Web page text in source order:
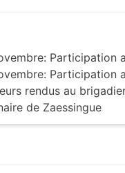
Participation
Participation
rendus au
de Zaessingue